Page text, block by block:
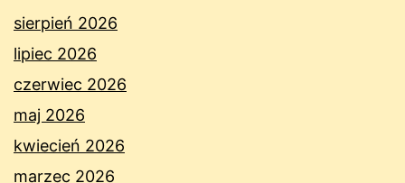
sierpień 2026
lipiec 2026
czerwiec 2026
maj 2026
kwiecień 2026
marzec 2026